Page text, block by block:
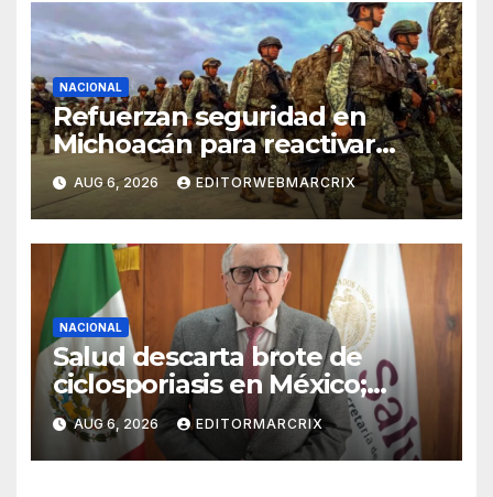
NACIONAL
Refuerzan seguridad en
Michoacán para reactivar
exportaciones de aguacate
AUG 6, 2026 EDITORWEBMARCRIX
NACIONAL
Salud descarta brote de
ciclosporiasis en México;
confirma 33 casos en 13
estados
AUG 6, 2026 EDITORMARCRIX